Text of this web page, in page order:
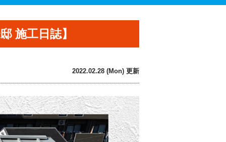
施工日誌】
2022.02.28 (Mon) 更新